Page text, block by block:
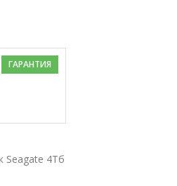
ГАРАНТИЯ
Seagate 4Тб